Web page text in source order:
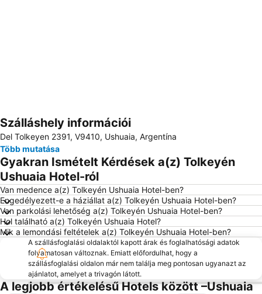
Nagy méretű térkép
Szálláshely információi
Del Tolkeyen 2391, V9410, Ushuaia, Argentína
Több mutatása
Gyakran Ismételt Kérdések a(z) Tolkeyén
Ushuaia Hotel-ról
Van medence a(z) Tolkeyén Ushuaia Hotel-ben?
Engedélyezett-e a háziállat a(z) Tolkeyén Ushuaia Hotel-ben?
Van parkolási lehetőség a(z) Tolkeyén Ushuaia Hotel-ben?
Hol található a(z) Tolkeyén Ushuaia Hotel?
Mik a lemondási feltételek a(z) Tolkeyén Ushuaia Hotel-ben?
A szállásfoglalási oldalaktól kapott árak és foglalhatósági adatok
folyamatosan változnak. Emiatt előfordulhat, hogy a
szállásfoglalási oldalon már nem találja meg pontosan ugyanazt az
ajánlatot, amelyet a trivagón látott.
A legjobb értékelésű Hotels között –Ushuaia